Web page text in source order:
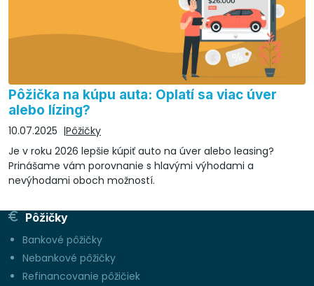
Pôžička na kúpu auta: Oplatí sa viac úver
alebo lízing?
10.07.2025
Pôžičky
Je v roku 2026 lepšie kúpiť auto na úver alebo leasing?
Prinášame vám porovnanie s hlavými výhodami a
nevýhodami oboch možností.
Pôžičky
Bankové pôžičky
Nebankové pôžičky
Refinancovanie pôžičiek